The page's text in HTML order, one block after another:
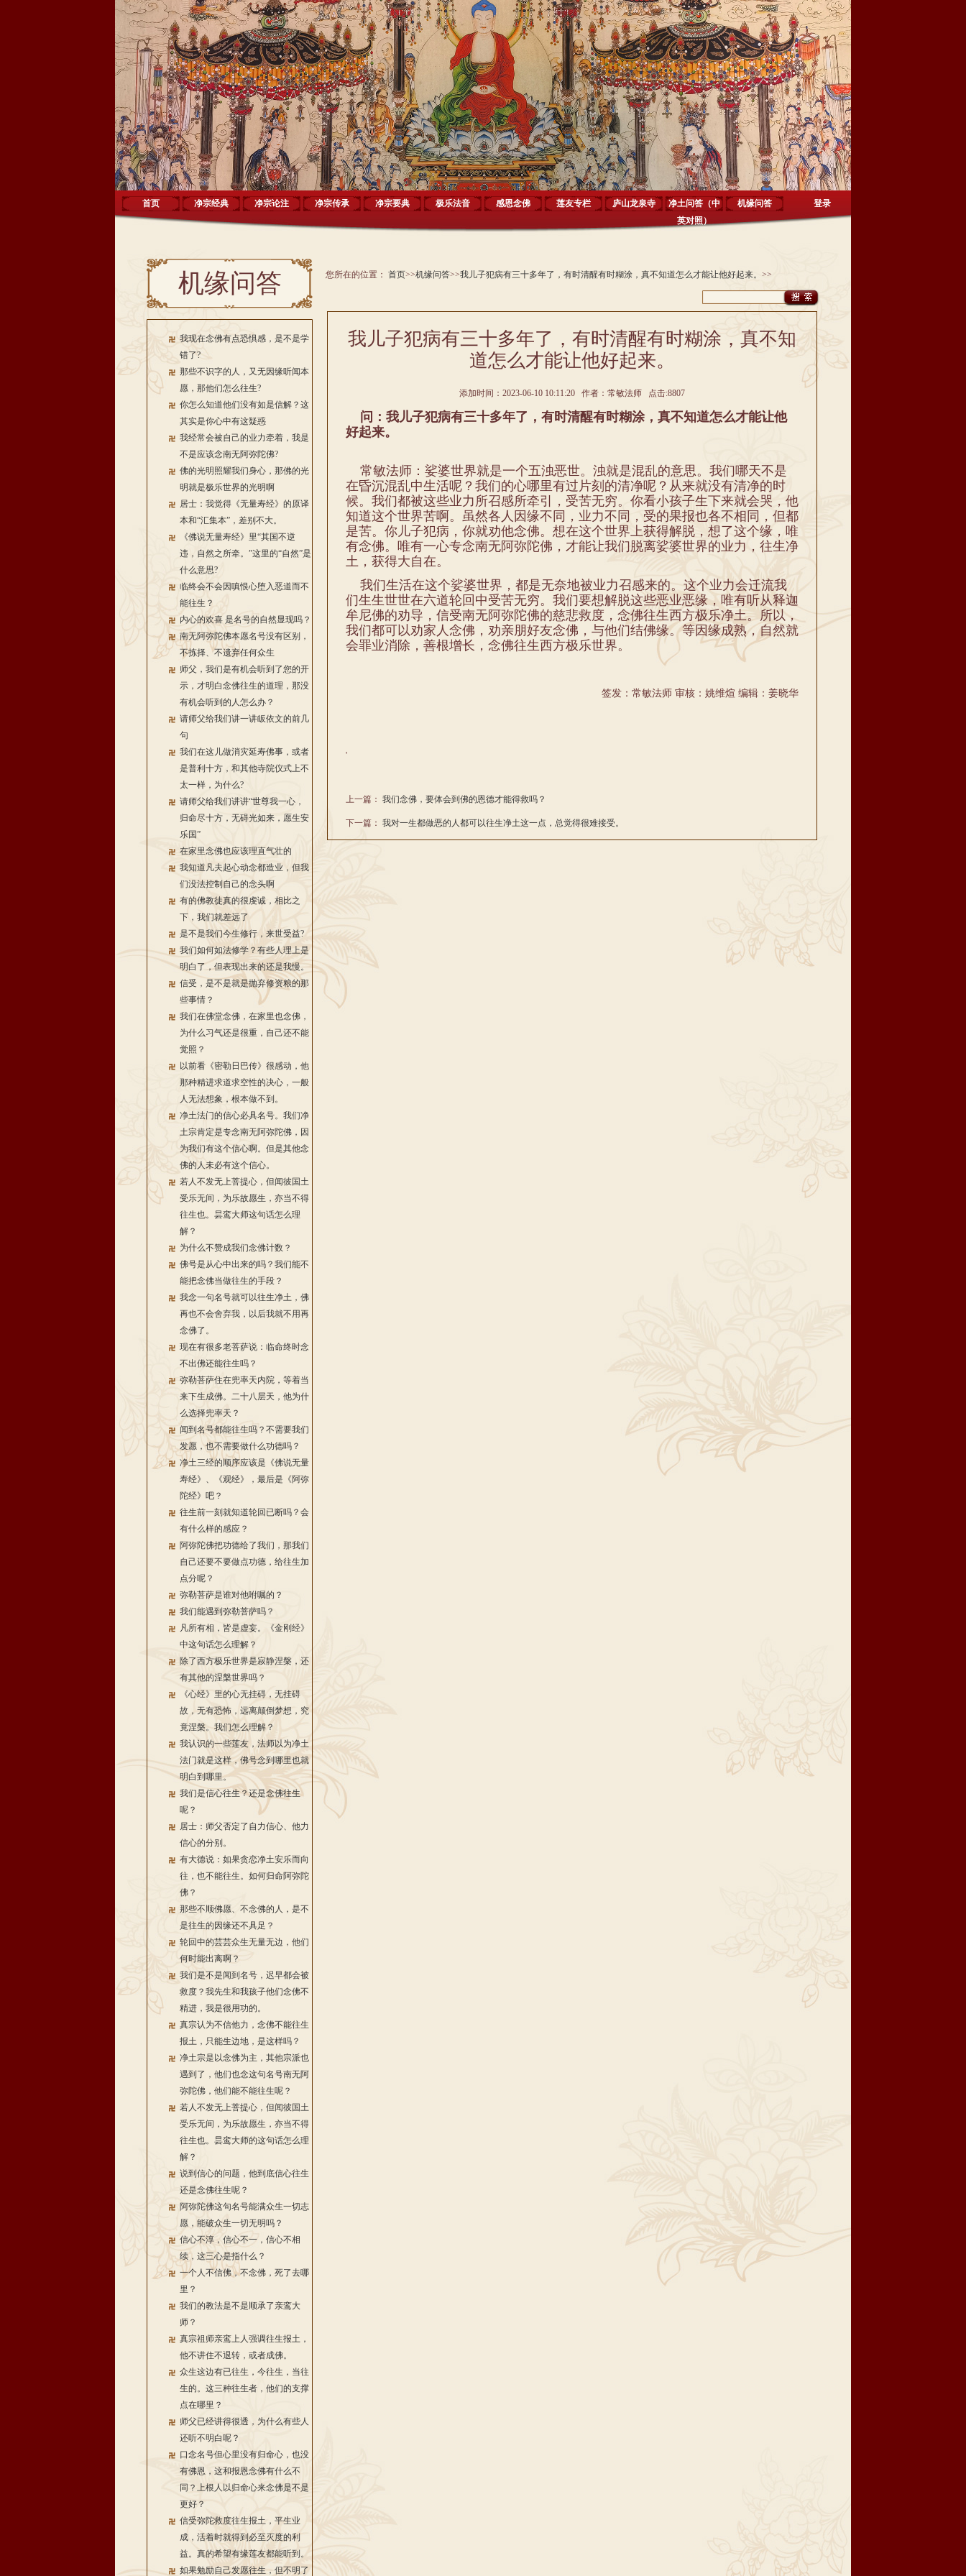
首页 净宗经典 净宗论注 净宗传承 净宗要典 极乐法音 感恩念佛 莲友专栏 庐山龙泉寺
净土问答（中
英对照）
机缘问答 登录
机缘问答
我现在念佛有点恐惧感，是不是学
错了?
那些不识字的人，又无因缘听闻本
愿，那他们怎么往生?
你怎么知道他们没有如是信解？这
其实是你心中有这疑惑
我经常会被自己的业力牵着，我是
不是应该念南无阿弥陀佛?
佛的光明照耀我们身心，那佛的光
明就是极乐世界的光明啊
居士：我觉得《无量寿经》的原译
本和“汇集本”，差别不大。
《佛说无量寿经》里“其国不逆
违，自然之所牵。”这里的“自然”是
什么意思?
临终会不会因嗔恨心堕入恶道而不
能往生？
内心的欢喜 是名号的自然显现吗？
南无阿弥陀佛本愿名号没有区别，
不拣择、不遗弃任何众生
师父，我们是有机会听到了您的开
示，才明白念佛往生的道理，那没
有机会听到的人怎么办？
请师父给我们讲一讲皈依文的前几
句
我们在这儿做消灾延寿佛事，或者
是普利十方，和其他寺院仪式上不
太一样，为什么?
请师父给我们讲讲“世尊我一心，
归命尽十方，无碍光如来，愿生安
乐国”
在家里念佛也应该理直气壮的
我知道凡夫起心动念都造业，但我
们没法控制自己的念头啊
有的佛教徒真的很虔诚，相比之
下，我们就差远了
是不是我们今生修行，来世受益?
我们如何如法修学？有些人理上是
明白了，但表现出来的还是我慢。
信受，是不是就是抛弃修资粮的那
些事情？
我们在佛堂念佛，在家里也念佛，
为什么习气还是很重，自己还不能
觉照？
以前看《密勒日巴传》很感动，他
那种精进求道求空性的决心，一般
人无法想象，根本做不到。
净土法门的信心必具名号。我们净
土宗肯定是专念南无阿弥陀佛，因
为我们有这个信心啊。但是其他念
佛的人未必有这个信心。
若人不发无上菩提心，但闻彼国土
受乐无间，为乐故愿生，亦当不得
往生也。昙鸾大师这句话怎么理
解？
为什么不赞成我们念佛计数？
佛号是从心中出来的吗？我们能不
能把念佛当做往生的手段？
我念一句名号就可以往生净土，佛
再也不会舍弃我，以后我就不用再
念佛了。
现在有很多老菩萨说：临命终时念
不出佛还能往生吗？
弥勒菩萨住在兜率天内院，等着当
来下生成佛。二十八层天，他为什
么选择兜率天？
闻到名号都能往生吗？不需要我们
发愿，也不需要做什么功德吗？
净土三经的顺序应该是《佛说无量
寿经》、《观经》，最后是《阿弥
陀经》吧？
往生前一刻就知道轮回已断吗？会
有什么样的感应？
阿弥陀佛把功德给了我们，那我们
自己还要不要做点功德，给往生加
点分呢？
弥勒菩萨是谁对他咐嘱的？
我们能遇到弥勒菩萨吗？
凡所有相，皆是虚妄。《金刚经》
中这句话怎么理解？
除了西方极乐世界是寂静涅槃，还
有其他的涅槃世界吗？
《心经》里的心无挂碍，无挂碍
故，无有恐怖，远离颠倒梦想，究
竟涅槃。我们怎么理解？
我认识的一些莲友，法师以为净土
法门就是这样，佛号念到哪里也就
明白到哪里。
我们是信心往生？还是念佛往生
呢？
居士：师父否定了自力信心、他力
信心的分别。
有大德说：如果贪恋净土安乐而向
往，也不能往生。如何归命阿弥陀
佛？
那些不顺佛愿、不念佛的人，是不
是往生的因缘还不具足？
轮回中的芸芸众生无量无边，他们
何时能出离啊？
我们是不是闻到名号，迟早都会被
救度？我先生和我孩子他们念佛不
精进，我是很用功的。
真宗认为不信他力，念佛不能往生
报土，只能生边地，是这样吗？
净土宗是以念佛为主，其他宗派也
遇到了，他们也念这句名号南无阿
弥陀佛，他们能不能往生呢？
若人不发无上菩提心，但闻彼国土
受乐无间，为乐故愿生，亦当不得
往生也。昙鸾大师的这句话怎么理
解？
说到信心的问题，他到底信心往生
还是念佛往生呢？
阿弥陀佛这句名号能满众生一切志
愿，能破众生一切无明吗？
信心不淳，信心不一，信心不相
续，这三心是指什么？
一个人不信佛，不念佛，死了去哪
里？
我们的教法是不是顺承了亲鸾大
师？
真宗祖师亲鸾上人强调往生报土，
他不讲住不退转，或者成佛。
众生这边有已往生，今往生，当往
生的。这三种往生者，他们的支撑
点在哪里？
师父已经讲得很透，为什么有些人
还听不明白呢？
口念名号但心里没有归命心，也没
有佛恩，这和报恩念佛有什么不
同？上根人以归命心来念佛是不是
更好？
信受弥陀救度往生报土，平生业
成，活着时就得到必至灭度的利
益。真的希望有缘莲友都能听到。
如果勉励自己发愿往生，但不明了
您所在的位置： 首页>>机缘问答>>我儿子犯病有三十多年了，有时清醒有时糊涂，真不知道怎么才能让他好起来。 >>
我儿子犯病有三十多年了，有时清醒有时糊涂，真不知
道怎么才能让他好起来。
添加时间：2023-06-10 10:11:20 作者：常敏法师 点击:8807
问：我儿子犯病有三十多年了，有时清醒有时糊涂，真不知道怎么才能让他
好起来。
常敏法师：娑婆世界就是一个五浊恶世。浊就是混乱的意思。我们哪天不是
在昏沉混乱中生活呢？我们的心哪里有过片刻的清净呢？从来就没有清净的时
候。我们都被这些业力所召感所牵引，受苦无穷。你看小孩子生下来就会哭，他
知道这个世界苦啊。虽然各人因缘不同，业力不同，受的果报也各不相同，但都
是苦。你儿子犯病，你就劝他念佛。想在这个世界上获得解脱，想了这个缘，唯
有念佛。唯有一心专念南无阿弥陀佛，才能让我们脱离娑婆世界的业力，往生净
土，获得大自在。
我们生活在这个娑婆世界，都是无奈地被业力召感来的。这个业力会迁流我
们生生世世在六道轮回中受苦无穷。我们要想解脱这些恶业恶缘，唯有听从释迦
牟尼佛的劝导，信受南无阿弥陀佛的慈悲救度，念佛往生西方极乐净土。所以，
我们都可以劝家人念佛，劝亲朋好友念佛，与他们结佛缘。等因缘成熟，自然就
会罪业消除，善根增长，念佛往生西方极乐世界。
签发：常敏法师 审核：姚维煊 编辑：姜晓华
'
上一篇： 我们念佛，要体会到佛的恩德才能得救吗？
下一篇： 我对一生都做恶的人都可以往生净土这一点，总觉得很难接受。